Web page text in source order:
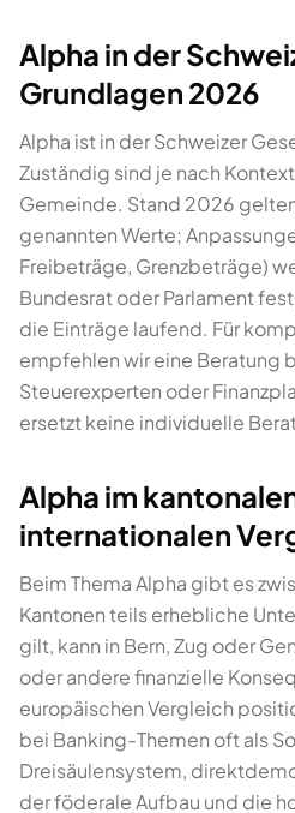
Alpha in der
Grundlagen 2026
Alpha ist in der Schweizer
Zuständig sind je nach
Gemeinde. Stand 2026
genannten Werte;
Freibeträge, Grenzbeträge)
Bundesrat oder Parlament
die Einträge laufend. Für
empfehlen wir eine Beratung
Steuerexperten oder
ersetzt keine individuelle
Alpha im
internationalen
Beim Thema Alpha gibt es
Kantonen teils erhebliche
gilt, kann in Bern, Zug oder
oder andere finanzielle
europäischen Vergleich
bei Banking-Themen oft als
Dreisäulensystem,
der föderale Aufbau und die